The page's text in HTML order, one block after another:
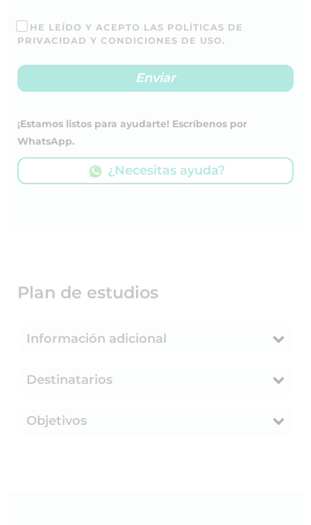
HE LEÍDO Y ACEPTO LAS POLÍTICAS DE
PRIVACIDAD Y CONDICIONES DE USO.
¡Estamos listos para ayudarte! Escríbenos por
WhatsApp.
¿Necesitas ayuda?
Plan de estudios
Información adicional
Destinatarios
Objetivos